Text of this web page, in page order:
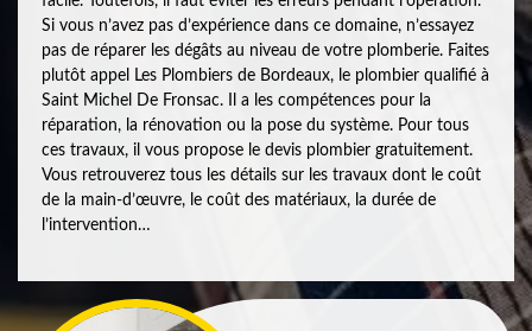
Si vous n’avez pas d’expérience dans ce domaine, n’essayez
pas de réparer les dégâts au niveau de votre plomberie. Faites
plutôt appel Les Plombiers de Bordeaux, le plombier qualifié à
Saint Michel De Fronsac. Il a les compétences pour la
réparation, la rénovation ou la pose du système. Pour tous
ces travaux, il vous propose le devis plombier gratuitement.
Vous retrouverez tous les détails sur les travaux dont le coût
de la main-d’œuvre, le coût des matériaux, la durée de
l’intervention…